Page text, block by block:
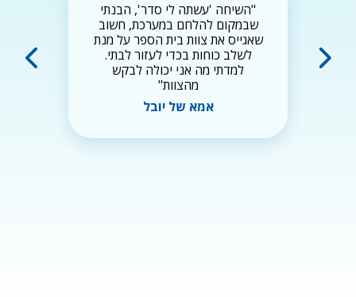
אמא של יובל
"השיחה 'עשתה לי סדר', הבנתי
שבמקום להלחם במערכת, חשוב
שאגייס את צוות בית הספר על מנת
לשלב כוחות בכדי לעזור לבתי.
למדתי מה אני יכולה לבקש
מהצוות"